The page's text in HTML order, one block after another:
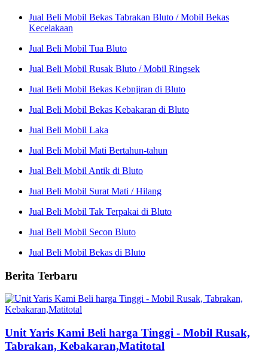
Jual Beli Mobil Bekas Tabrakan Bluto / Mobil Bekas
Kecelakaan
Jual Beli Mobil Tua Bluto
Jual Beli Mobil Rusak Bluto / Mobil Ringsek
Jual Beli Mobil Bekas Kebnjiran di Bluto
Jual Beli Mobil Bekas Kebakaran di Bluto
Jual Beli Mobil Laka
Jual Beli Mobil Mati Bertahun-tahun
Jual Beli Mobil Antik di Bluto
Jual Beli Mobil Surat Mati / Hilang
Jual Beli Mobil Tak Terpakai di Bluto
Jual Beli Mobil Secon Bluto
Jual Beli Mobil Bekas di Bluto
Berita Terbaru
Unit Yaris Kami Beli harga Tinggi - Mobil Rusak,
Tabrakan, Kebakaran,Matitotal